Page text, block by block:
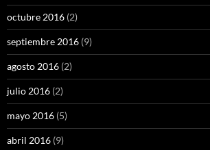
octubre 2016 (2)
septiembre 2016 (9)
agosto 2016 (2)
julio 2016 (2)
mayo 2016 (5)
abril 2016 (9)